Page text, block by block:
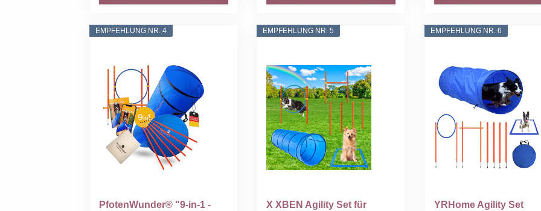
EMPFEHLUNG NR. 4
PfotenWunder® "9-in-1 -
EMPFEHLUNG NR. 5
X XBEN Agility Set für
EMPFEHLUNG NR. 6
YRHome Agility Set